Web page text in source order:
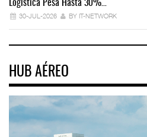
Logística Pesa Hasta 30%…
30-JUL-2026 BY IT-NETWORK
HUB AÉREO